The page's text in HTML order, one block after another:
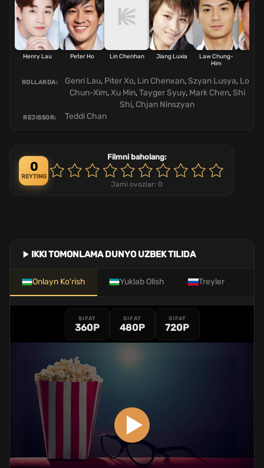
Henry Lau Peter Ho Lin Chenhan Jiang Luxia
Law Chung-
Him
ROLLARDA: Genri Lau, Piter Xo, Lin Chenxan,Szyan Lusya, Lo
Chun-Xim,Xu Min,Tayger Syuy, Mark Chen,Shi
Shi, Chjan Ninszyan
REJISSOR: Teddi Chan
0
REYTING
Filmni baholang:
Jami ovozlar: 0
IKKI TOMONLAMA DUNYO UZBEK TILIDA
Onlayn Ko'rish Yuklab Olish Treyler
SIFAT
360P
SIFAT
480P
SIFAT
720P